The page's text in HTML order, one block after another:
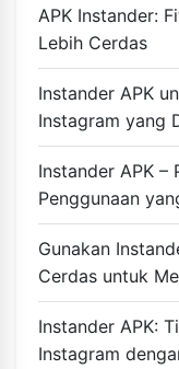
APK Instander:
Lebih Cerdas
Instander APK
Instagram yang
Instander APK –
Penggunaan
Gunakan
Cerdas untuk
Instander APK:
Instagram